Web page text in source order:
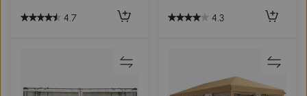
4.7 4.3